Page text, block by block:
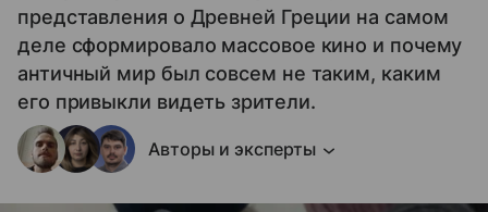
представления о Древней Греции на самом
деле сформировало массовое кино и почему
античный мир был совсем не таким, каким
его привыкли видеть зрители.
Авторы и эксперты